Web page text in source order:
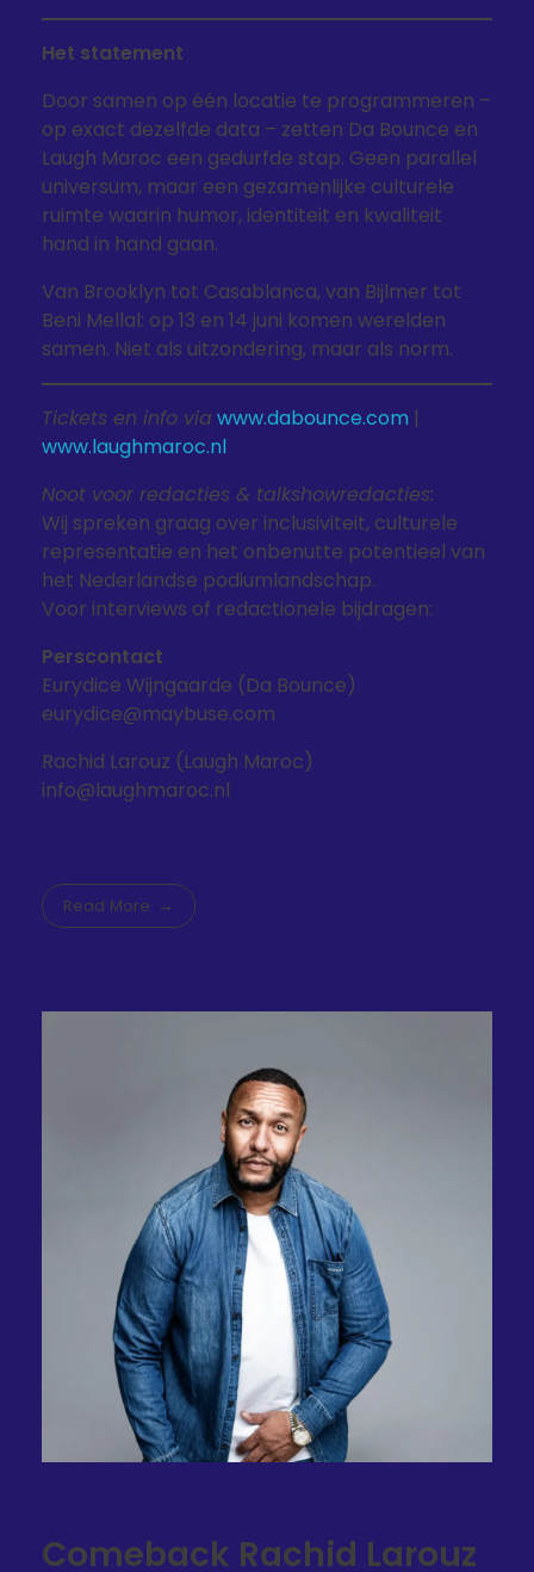
Het statement
Door samen op één locatie te programmeren –
op exact dezelfde data – zetten Da Bounce en
Laugh Maroc een gedurfde stap. Geen parallel
universum, maar een gezamenlijke culturele
ruimte waarin humor, identiteit en kwaliteit
hand in hand gaan.
Van Brooklyn tot Casablanca, van Bijlmer tot
Beni Mellal: op 13 en 14 juni komen werelden
samen. Niet als uitzondering, maar als norm.
Tickets en info via www.dabounce.com |
www.laughmaroc.nl
Noot voor redacties & talkshowredacties:
Wij spreken graag over inclusiviteit, culturele
representatie en het onbenutte potentieel van
het Nederlandse podiumlandschap.
Voor interviews of redactionele bijdragen:
Perscontact
Eurydice Wijngaarde (Da Bounce)
eurydice@maybuse.com
Rachid Larouz (Laugh Maroc)
info@laughmaroc.nl
Read More
Comeback Rachid Larouz